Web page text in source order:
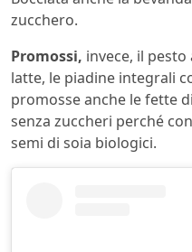
zucchero.
Promossi, invece, il
latte, le piadine integrali
promosse anche le fette
senza zuccheri perché
semi di soia biologici.